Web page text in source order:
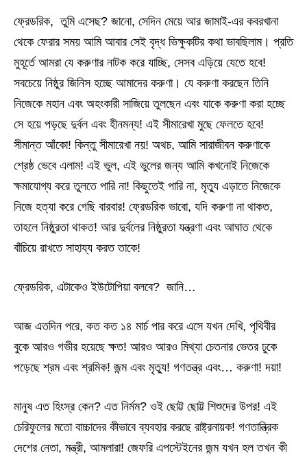
ফ্রেডরিক, তুমি এসেছ? জানো, সেদিন মেয়ে আর জামাই-এর কবরখানা
থেকে ফেরার সময় আমি আবার সেই বৃদ্ধ ভিক্ষুকটির কথা ভাবছিলাম। প্রতি
মুহূর্তে আমরা যে করুণার নাটক করে যাচ্ছি, সেসব এড়িয়ে যেতে হবে!
সবচেয়ে নিষ্ঠুর জিনিস হচ্ছে আমাদের করুণা। যে করুণা করছেন তিনি
নিজেকে মহান এবং অহংকারী সাজিয়ে তুলছেন এবং যাকে করুণা করা হচ্ছে
সে হয়ে পড়ছে দুর্বল এবং হীনমন্য! এই সীমারেখা মুছে ফেলতে হবে!
সীমান্ত আঁকো! কিন্তু সীমারেখা নয়! অথচ, আমি সারাজীবন করুণাকে
শ্রেষ্ঠ ভেবে এলাম! এই ভুল, এই ভুলের জন্য আমি কখনোই নিজেকে
ক্ষমাযোগ্য করে তুলতে পারি না! কিছুতেই পারি না, মৃত্যু এড়াতে নিজেকে
নিজে হত্যা করে গেছি বারবার! ফ্রেডরিক ভাবো, যদি করুণা না থাকত,
তাহলে নিষ্ঠুরতা থাকত! আর দুর্বলের নিষ্ঠুরতা যন্ত্রণা এবং আঘাত থেকে
বাঁচিয়ে রাখতে সাহায্য করত তাকে!
ফ্রেডরিক, এটাকেও ইউটোপিয়া বলবে? জানি…
আজ এতদিন পরে, কত কত ১৪ মার্চ পার করে এসে যখন দেখি, পৃথিবীর
বুকে আরও গভীর হয়েছে ক্ষত! আরও আরও মিথ্যা চেতনার ভেতর ঢুকে
পড়েছে শ্রম এবং শ্রমিক! জন্ম এবং মৃত্যু! গণতন্ত্র এবং… করুণা! দয়া!
মানুষ এত হিংস্র কেন? এত নির্মম? ওই ছোট্ট ছোট্ট শিশুদের উপর! এই
চেরিফুলের মতো বাচ্চাদের কীভাবে ব্যবহার করছে রাষ্ট্রনায়ক! গণতান্ত্রিক
দেশের নেতা, মন্ত্রী, আমলারা! জেফরি এপস্টেইনের জন্ম যখন হল তখন কী